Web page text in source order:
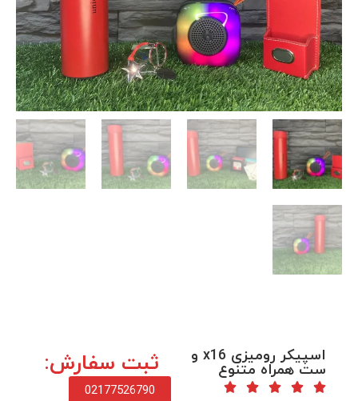
اسپیکر رومیزی x16 و
ست همراه متنوع ثبت سفارش:
02177526790